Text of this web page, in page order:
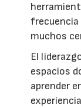
frecuencia
muchos
El
espacios
aprender